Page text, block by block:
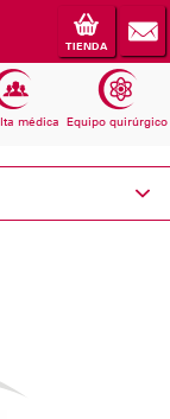
TIENDA
médica Equipo quirúrgico